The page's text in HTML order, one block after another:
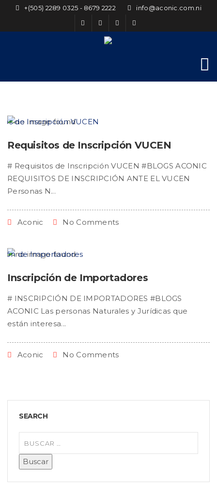
+(505) 2289 0325 - 8679 2222 info@aconic.com.ni
Requisitos de Inscripción VUCEN
# Requisitos de Inscripción VUCEN #BLOGS ACONIC
REQUISITOS DE INSCRIPCIÓN ANTE EL VUCEN
Personas N...
Aconic No Comments
Inscripción de Importadores
# INSCRIPCIÓN DE IMPORTADORES #BLOGS
ACONIC Las personas Naturales y Jurídicas que
están interesa...
Aconic No Comments
SEARCH